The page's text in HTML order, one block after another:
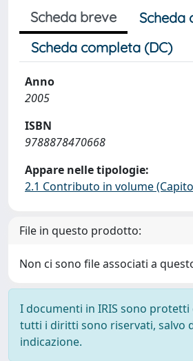
Scheda breve
Scheda
Scheda completa (DC)
Anno
2005
ISBN
9788878470668
Appare nelle tipologie:
2.1 Contributo in volume
File in questo prodotto:
Non ci sono file associati a
I documenti in IRIS sono
tutti i diritti sono riservati, salvo
indicazione.